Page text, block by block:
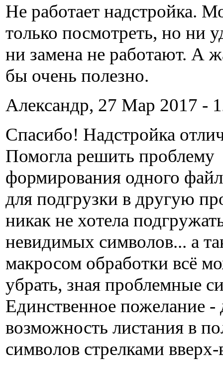
Не работает надстройка.
только посмотреть, но ни
ни замена не работают. А
бы очень полезно.
Александр, 27 Мар 2017 -
Спасибо! Надстройка
Помогла решить проблему
формирования одного
для подгрузки в другую
никак не хотела
невидимых символов... а
макросом обработки всё
убрать, зная проблемные
Единственное пожелание -
возможность листания в
символов стрелками вверх-